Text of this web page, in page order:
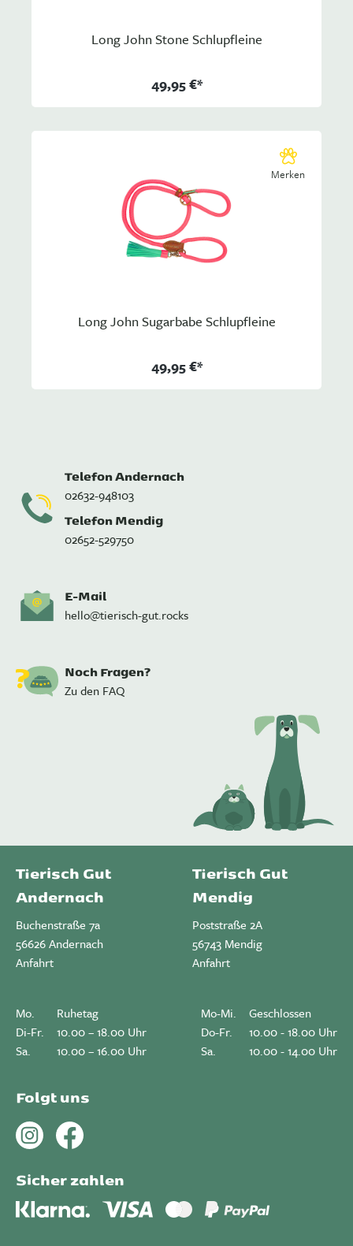
Long John Stone Schlupfleine
49,95 €*
Merken
Long John Sugarbabe Schlupfleine
49,95 €*
Telefon Andernach
02632-948103
Telefon Mendig
02652-529750
E-Mail
hello@tierisch-gut.rocks
Noch Fragen?
Zu den FAQ
Tierisch Gut
Andernach
Buchenstraße 7a
56626 Andernach
Anfahrt
Tierisch Gut
Mendig
Poststraße 2A
56743 Mendig
Anfahrt
Mo.
Di-Fr.
Sa.
Ruhetag
10.00 – 18.00 Uhr
10.00 – 16.00 Uhr
Mo-Mi.
Do-Fr.
Sa.
Geschlossen
10.00 - 18.00 Uhr
10.00 - 14.00 Uhr
Folgt uns
Sicher zahlen